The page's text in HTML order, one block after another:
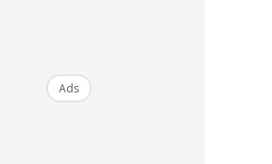
dan tidak pernah putus
Ads